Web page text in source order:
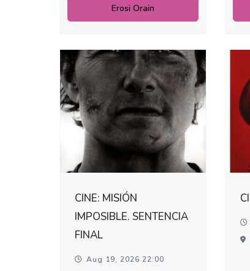
Erosi Orain
CINE: MISIÓN
IMPOSIBLE. SENTENCIA
FINAL
Aug 19, 2026 22:00